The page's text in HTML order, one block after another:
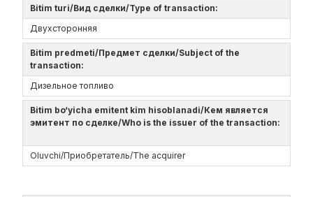
Bitim turi/Вид сделки/Type of transaction:
Двухсторонняя
Bitim predmeti/Предмет сделки/Subject of the
transaction:
Дизельное топливо
Bitim bo‘yicha emitent kim hisoblanadi/Кем является
эмитент по сделке/Who is the issuer of the transaction:
Oluvchi/Приобретатель/The acquirer